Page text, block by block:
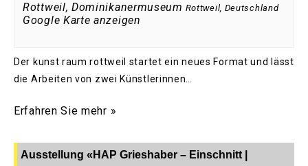
Rottweil, Dominikanermuseum Rottweil, Deutschland
Google Karte anzeigen
Der kunst raum rottweil startet ein neues Format und lässt
die Arbeiten von zwei Künstlerinnen…
Erfahren Sie mehr »
Ausstellung «HAP Grieshaber – Einschnitt |